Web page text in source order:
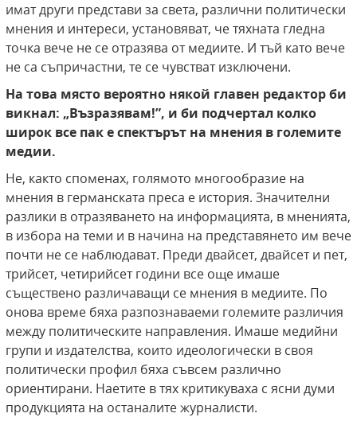
имат други представи за света, различни политически
мнения и интереси, установяват, че тяхната гледна
точка вече не се отразява от медиите. И тъй като вече
не са съпричастни, те се чувстват изключени.
На това място вероятно някой главен редактор би
викнал: „Възразявам!”, и би подчертал колко
широк все пак е спектърът на мнения в големите
медии.
Не, както споменах, голямото многообразие на
мнения в германската преса е история. Значителни
разлики в отразяването на информацията, в мненията,
в избора на теми и в начина на представянето им вече
почти не се наблюдават. Преди двайсет, двайсет и пет,
трийсет, четирийсет години все още имаше
съществено различаващи се мнения в медиите. По
онова време бяха разпознаваеми големите различия
между политическите направления. Имаше медийни
групи и издателства, които идеологически в своя
политически профил бяха съвсем различно
ориентирани. Наетите в тях критикуваха с ясни думи
продукцията на останалите журналисти.